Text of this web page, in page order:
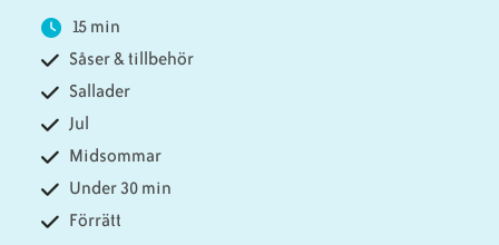
substitut
15 min
Såser & tillbehör
Sallader
Jul
Midsommar
Under 30 min
Förrätt